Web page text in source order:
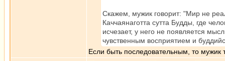
Скажем, мужик говорит: "Мир не
Каччаянаготта сутта Будды, где
исчезает, у него не появляется
чувственным восприятием и
Если быть последовательным, то мужик